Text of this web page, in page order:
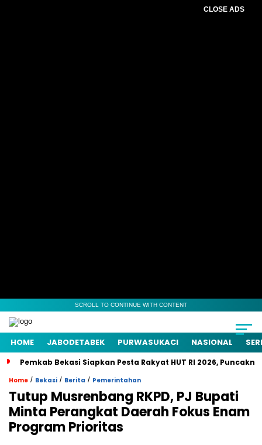
CLOSE ADS
SCROLL TO CONTINUE WITH CONTENT
HOME JABODETABEK PURWASUKACI NASIONAL
Pemkab Bekasi Siapkan Pesta Rakyat HUT RI 2026,
Home / Bekasi / Berita / Pemerintahan
Tutup Musrenbang RKPD, PJ Bupati
Minta Perangkat Daerah Fokus Enam
Program Prioritas